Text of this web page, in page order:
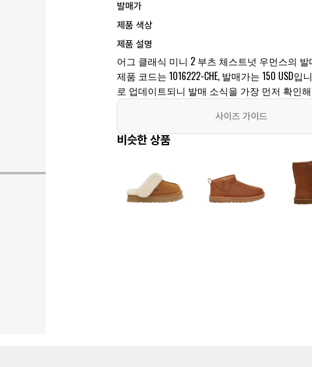
발매가
제품 색상
제품 설명
어그 클래식 미니 2 부츠 체스트넛 우먼스의
제품 코드는 1016222-CHE, 발매가는 150 USD
로 업데이트되니 발매 소식을 가장 먼저 확인
사이즈 가이드
비슷한 상품